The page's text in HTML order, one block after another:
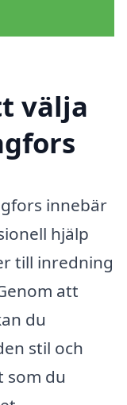
välja
innebär
hjälp
till inredning
att
du
stil och
som du